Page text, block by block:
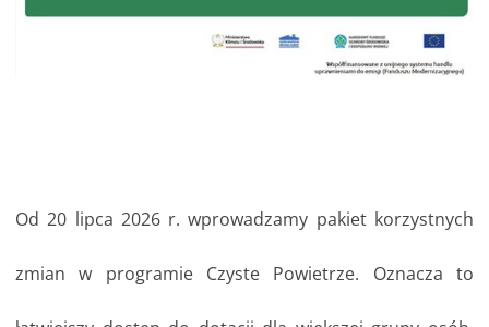
Od 20 lipca 2026 r. wprowadzamy pakiet korzystnych
zmian w programie Czyste Powietrze. Oznacza to